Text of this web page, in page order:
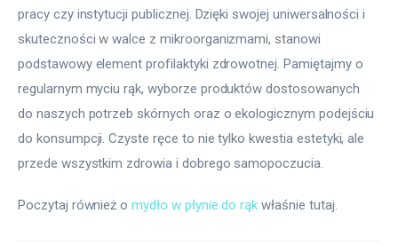
pracy czy instytucji publicznej. Dzięki swojej uniwersalności i
skuteczności w walce z mikroorganizmami, stanowi
podstawowy element profilaktyki zdrowotnej. Pamiętajmy o
regularnym myciu rąk, wyborze produktów dostosowanych
do naszych potrzeb skórnych oraz o ekologicznym podejściu
do konsumpcji. Czyste ręce to nie tylko kwestia estetyki, ale
przede wszystkim zdrowia i dobrego samopoczucia.
Poczytaj również o mydło w płynie do rąk właśnie tutaj.